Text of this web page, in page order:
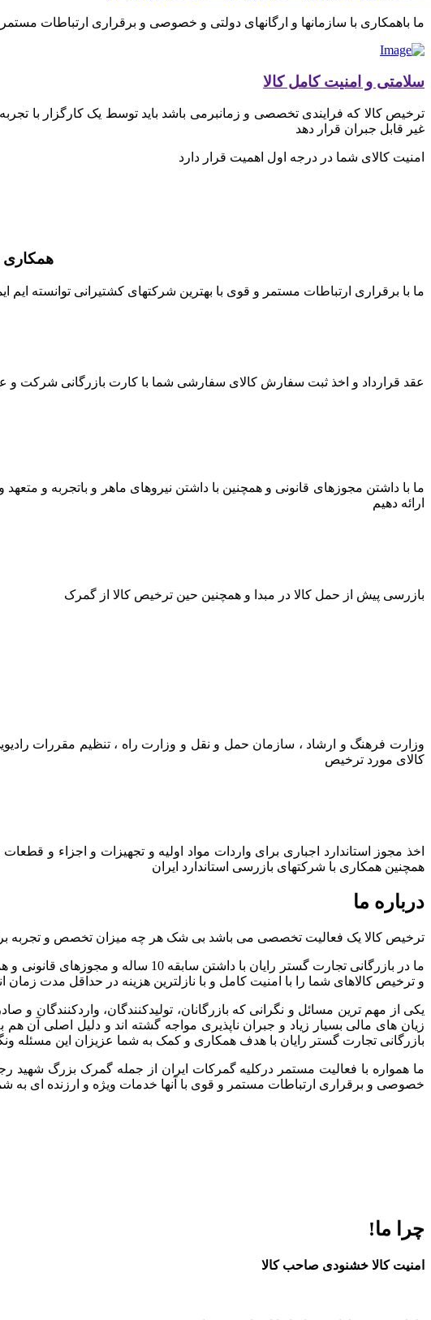
ما باهمکاری با سازمانها و ارگانهای دولتی و خصوصی و برقراری ارتباطات
سلامتی و امنیت کامل کالا
ترخیص کالا که فرایندی تخصصی و زمانبرمی باشد باید توسط یک کارگزار با
غیر قابل جبران قرار دهد
امنیت کالای شما در درجه اول اهمیت قرار دارد
همکاری
ما با برقراری ارتباطات مستمر و قوی با بهترین شرکتهای کشتیرانی توانسته ایم
عقد قرارداد و اخذ ثبت سفارش کالای سفارشی شما با کارت بازرگانی شرکت و
ما با داشتن مجوزهای قانونی و همچنین با داشتن نیروهای ماهر و باتجربه و
ارائه دهیم
بازرسی پیش از حمل کالا در مبدا و همچنین حین ترخیص کالا از گمرک
وزارت فرهنگ و ارشاد ، سازمان حمل و نقل و وزارت راه ، تنظیم مقررات
کالای مورد ترخیص
اخذ مجوز استاندارد اجباری برای واردات مواد اولیه و تجهیزات و اجزاء و
همچنین همکاری با شرکتهای بازرسی استاندارد ایران
درباره ما
ترخیص کالا یک فعالیت تخصصی می باشد بی شک هر چه میزان تخصص و تجربه برای
ما در بازرگانی تجارت گستر رایان
و ترخیص کالاهای شما را با امنیت کامل و با نازلترین هزینه در حداقل مدت زمان
یکی از مهم ترین مسائل و نگرانی که بازرگانان، تولیدکنندگان، واردکنندگان
زیان های مالی بسیار زیاد و جبران ناپذیری مواجه گشته اند و دلیل اصلی
بازرگانی تجارت گستر رایان با هدف همکاری و کمک به شما عزیزان این مسئله
ما همواره با فعالیت مستمر درکلیه گمرکات ایران از جمله گمرک بزرگ شهید
خصوصی و برقراری ارتباطات مستمر و قوی با آنها خدمات ویژه و ارزنده ای به
چرا ما!
امنیت کالا خشنودی صاحب کالا